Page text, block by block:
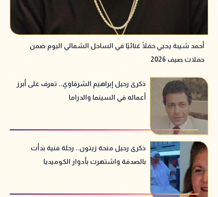
أحمد شيبة يحيي حفلًا غنائيًا في الساحل الشمالي اليوم ضمن
حفلات صيف 2026
ذكرى رحيل إبراهيم الشرقاوي.. تعرف على أبرز
أعماله في السينما والدراما
ذكرى رحيل منحة زيتون.. رحلة فنية بدأت
بالصدفة واشتهرت بأدوار الكوميديا